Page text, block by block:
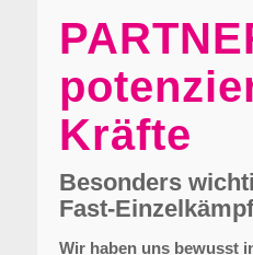
Kräfte
Besonders
Fast-
Wir haben uns bewusst